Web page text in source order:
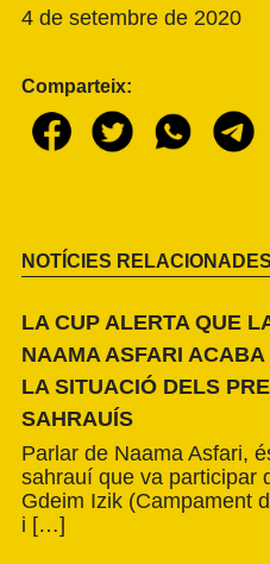
4 de setembre de 2020
Comparteix:
NOTÍCIES
LA CUP ALERTA QUE
NAAMA ASFARI
LA SITUACIÓ DELS
SAHRAUÍS
Parlar de Naama Asfari,
sahrauí que va participar
Gdeim Izik (Campament
i […]